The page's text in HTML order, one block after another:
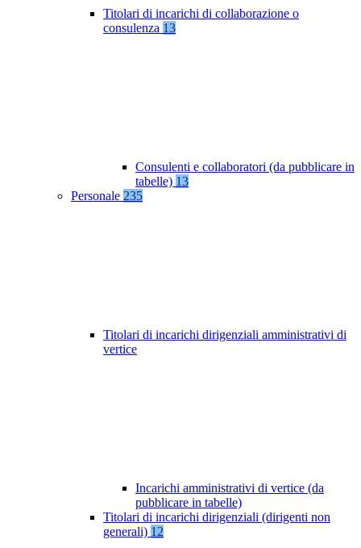
Titolari di incarichi di collaborazione o
consulenza 13
Consulenti e collaboratori (da pubblicare in
tabelle) 13
Personale 235
Titolari di incarichi dirigenziali amministrativi di
vertice
Incarichi amministrativi di vertice (da
pubblicare in tabelle)
Titolari di incarichi dirigenziali (dirigenti non
generali) 12